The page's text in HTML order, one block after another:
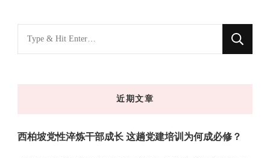
找
什
近期文章
西柏坡党性淬炼干部成长 这趟党建培训为何成必修？